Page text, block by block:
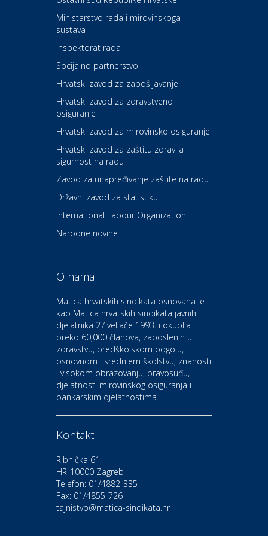
Kultura i edukacija
Kazalište ZKM
Auto-moto i tehnika
Zdravlje i osiguranje
Povoljnosti
Dental Sudar
Dom i dizajn
Euro-vrt – kosilice, motorne
Odmor
Bistrica
Auto-moto i tehnika
CIAK Auto d.o.o.
Kultura i edukacija
Kazalište Gavella
Moda i ljepota
Gastro
Hotel Bunčić Vrbovec
Ministarstvo rada i mirovinskoga
sustava
Inspektorat rada
Socijalno partnerstvo
Hrvatski zavod za zapošljavanje
Hrvatski zavod za zdravstveno
osiguranje
Hrvatski zavod za mirovinsko osiguranje
Hrvatski zavod za zaštitu zdravlja i
sigurnost na radu
Zavod za unapređivanje zaštite na radu
Državni zavod za statistiku
International Labour Organization
Narodne novine
O nama
Matica hrvatskih sindikata osnovana je
kao Matica hrvatskih sindikata javnih
djelatnika 27.veljače 1993. i okuplja
preko 60,000 članova, zaposlenih u
zdravstvu, predškolskom odgoju,
osnovnom i srednjem školstvu, znanosti
i visokom obrazovanju, pravosuđu,
djelatnosti mirovinskog osiguranja i
bankarskim djelatnostima.
Kontakti
Ribnička 61
HR-10000 Zagreb
Telefon: 01/4882-335
Fax: 01/4855-726
tajnistvo@matica-sindikata.hr